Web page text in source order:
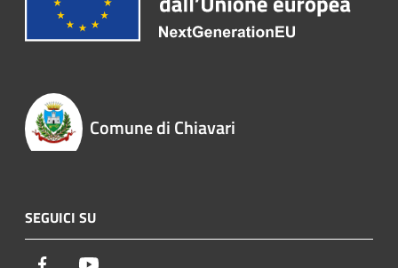
Comune di Chiavari
SEGUICI SU
Facebook